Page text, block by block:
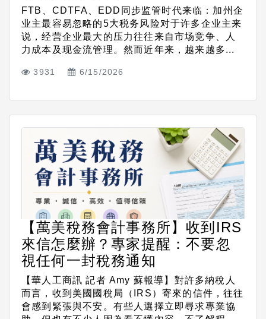
FTB、CDTFA、EDD同步监管时代来临：加州企
业主最容易忽略的5大税务风险对于许多企业主来
说，经营企业最大的压力往往来自市场竞争、人
力成本及现金流管理。然而近年来，越来越多...
3931 6/15/2026
【萬美稅務會計事務所】收到IRS
來信怎麼辦？專家提醒：不要忽
視任何一封稅務通知
【華人工商訊 記者 Amy 蘇報導】對許多納稅人
而言，收到美國國稅局（IRS）寄來的信件，往往
會感到緊張與不安。有些人選擇立即尋求專業協